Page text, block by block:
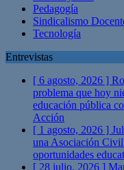
Pedagogía
Sindicalismo
Tecnología
Entrevistas
[ 6 agosto, 2026 ]
problema que hoy
educación pública
Acción
[ 1 agosto, 2026 ]
una Asociación
oportunidades
[ 28 julio, 2026 ]